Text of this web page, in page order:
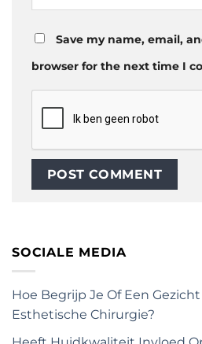
Save my name, email,
browser for the next time I
SOCIALE MEDIA
Hoe Begrijp Je Of Een
Esthetische Chirurgie?